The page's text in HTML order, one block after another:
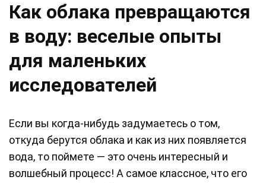
Как облака превращаются
в воду: веселые опыты
для маленьких
исследователей
Если вы когда-нибудь задумаетесь о том,
откуда берутся облака и как из них появляется
вода, то поймете — это очень интересный и
волшебный процесс! А самое классное, что его